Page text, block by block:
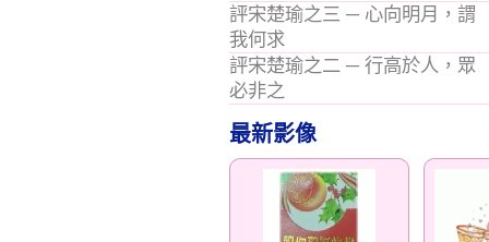
評宋楚瑜之三 ─ 心向明月，謂
我何求
評宋楚瑜之二 ─ 行高於人，眾
必非之
最新影像